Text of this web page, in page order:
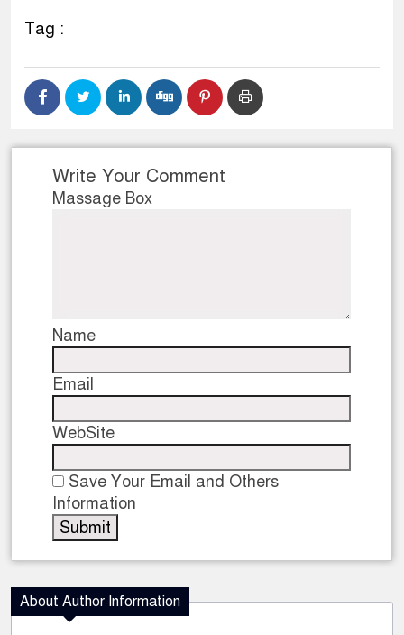
Tag :
Write Your Comment
Massage Box
Name
Email
WebSite
Save Your Email and Others
Information
About Author Information